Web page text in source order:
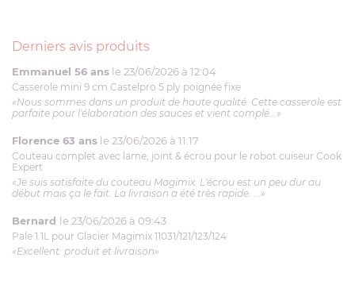
Derniers avis produits
Emmanuel 56 ans le 23/06/2026 à 12:04
Casserole mini 9 cm Castelpro 5 ply poignée fixe
«Nous sommes dans un produit de haute qualité. Cette casserole est
parfaite pour l'élaboration des sauces et vient complé...»
Florence 63 ans le 23/06/2026 à 11:17
Couteau complet avec lame, joint & écrou pour le robot cuiseur Cook
Expert
«Je suis satisfaite du couteau Magimix. L'écrou est un peu dur au
début mais ça le fait. La livraison a été très rapide. ...»
Bernard le 23/06/2026 à 09:43
Pale 1.1L pour Glacier Magimix 11031/121/123/124
«Excellent: produit et livraison»